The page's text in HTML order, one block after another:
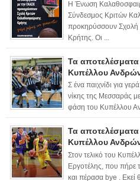
Η Ένωση
Σύνδεσμος Κριτών
προκηρύσσουν Σχολή
Κρήτης. Οι ...
Τα
Κυπέλλου
Σ ένα παιχνίδι για
νίκης της Μεσσαράς
φάση του Κυπέλλου
Τα
Κυπέλλου
Στον τελικό του
Εργοτέλης, που πήρε
και πέρασα bye . Εκεί